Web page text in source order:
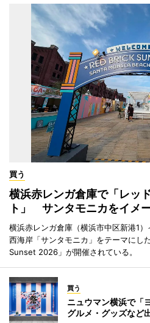
買う
横浜赤レンガ倉庫で「レッ
ト」 サンタモニカをイメ
横浜赤レンガ倉庫（横浜市中区新港1
西海岸「サンタモニカ」をテーマにし
Sunset 2026」が開催されている。
買う
ニュウマン横浜で
グルメ・グッズなど